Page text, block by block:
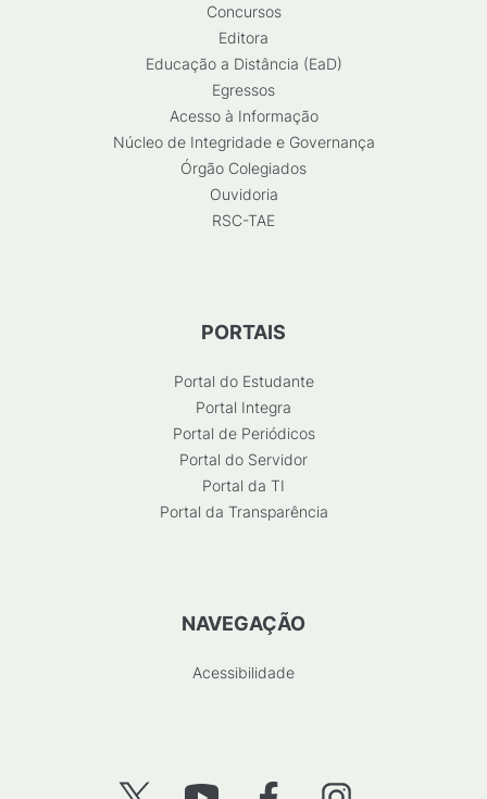
Concursos
Editora
Educação a Distância (EaD)
Egressos
Acesso à Informação
Núcleo de Integridade e Governança
Órgão Colegiados
Ouvidoria
RSC-TAE
PORTAIS
Portal do Estudante
Portal Integra
Portal de Periódicos
Portal do Servidor
Portal da TI
Portal da Transparência
NAVEGAÇÃO
Acessibilidade